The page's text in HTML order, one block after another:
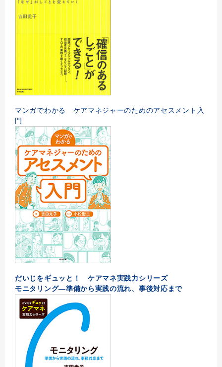
マンガでわかる ケアマネジャーのためのアセスメント入
門
だいじをギュッと！ ケアマネ実践力シリーズ
モニタリング―準備から実践の流れ、事後対応まで